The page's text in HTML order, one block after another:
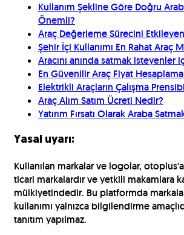
Kullanım Şekline Göre Doğru
Önemli?
Araç Değerleme Sürecini
Şehir İçi Kullanımı En Rahat Araç
Aracını anında satmak isteyenler
En Güvenilir Araç Fiyat
Elektrikli Araçların Çalışma
Araç Alım Satım Ücreti Nedir?
Yatırım Fırsatı Olarak Araba
Yasal uyarı:
Kullanılan markalar ve logolar,
ticari markalardır ve yetkili makamlara
mülkiyetindedir. Bu platformda
kullanımı yalnızca bilgilendirme
tanıtım yapılmaz.